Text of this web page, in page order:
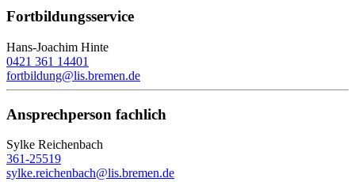
Fortbildungsservice
Hans-Joachim Hinte
0421 361 14401
fortbildung@lis.bremen.de
Ansprechperson fachlich
Sylke Reichenbach
361-25519
sylke.reichenbach@lis.bremen.de